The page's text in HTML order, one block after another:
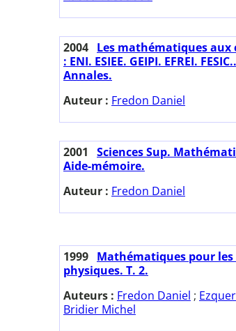
2004 Les mathématiques aux
: ENI. ESIEE. GEIPI. EFREI.
Annales.
Auteur : Fredon Daniel
2001
Sciences Sup.
Aide-mémoire.
Auteur : Fredon Daniel
1999 Mathématiques pour les
physiques. T. 2.
Auteurs : Fredon Daniel ;
Bridier Michel